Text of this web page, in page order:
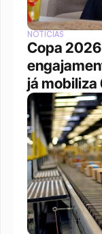
NOTÍCIAS
Copa
já mobiliza